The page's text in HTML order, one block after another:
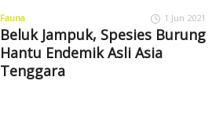
Fauna 1 Jun 2021
Beluk Jampuk, Spesies Burung
Hantu Endemik Asli Asia
Tenggara